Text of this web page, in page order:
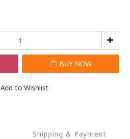
BUY NOW
Add to Wishlist
Shipping & Payment